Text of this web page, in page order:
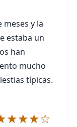
y la
estaba un
han
mucho
típicas.